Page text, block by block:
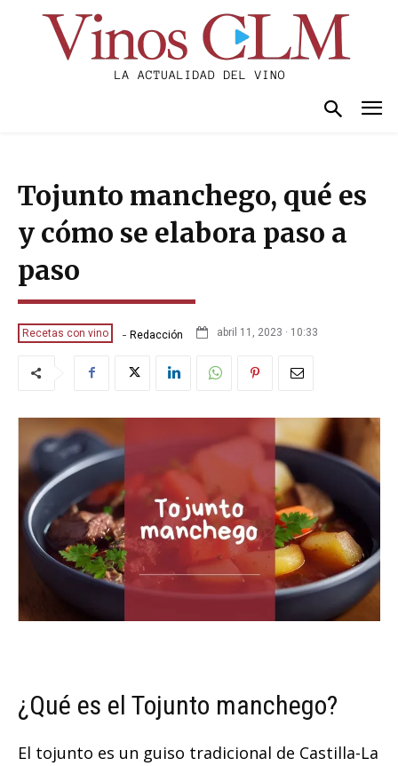
Tojunto manchego, qué es
y cómo se elabora paso a
paso
Recetas con vino - Redacción abril 11, 2023 · 10:33
¿Qué es el Tojunto manchego?
El tojunto es un guiso tradicional de Castilla-La